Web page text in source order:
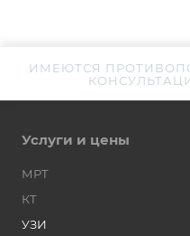
ИМЕЮТСЯ
Услуги и цены
МРТ
КТ
УЗИ